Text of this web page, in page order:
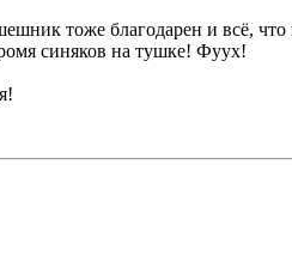
тоже благодарен и всё,
синяков на тушке! Фуух!